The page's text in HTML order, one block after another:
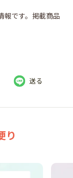
です。掲載商品
送る
り